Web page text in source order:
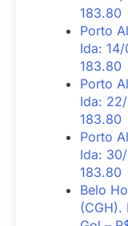
183.80
Porto
Ida:
183.80
Porto
Ida:
183.80
Porto
Ida:
183.80
Belo
(CGH).